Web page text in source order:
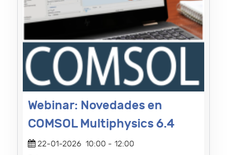
Webinar: Novedades en
COMSOL Multiphysics 6.4
22-01-2026 10:00 - 12:00